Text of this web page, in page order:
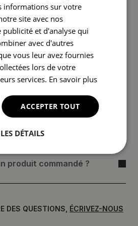
commande ?
est endommagé ?
produit commandé ?
DES QUESTIONS, ÉCRIVEZ-NOUS
informations sur votre
site avec nos
publicité et d'analyse qui
avec d'autres
vous leur avez fournies
lors de votre
services. En savoir plus
ACCEPTER TOUT
DÉTAILS